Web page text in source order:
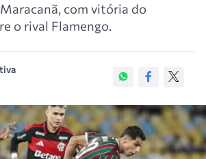
com vitória do
o rival Flamengo.